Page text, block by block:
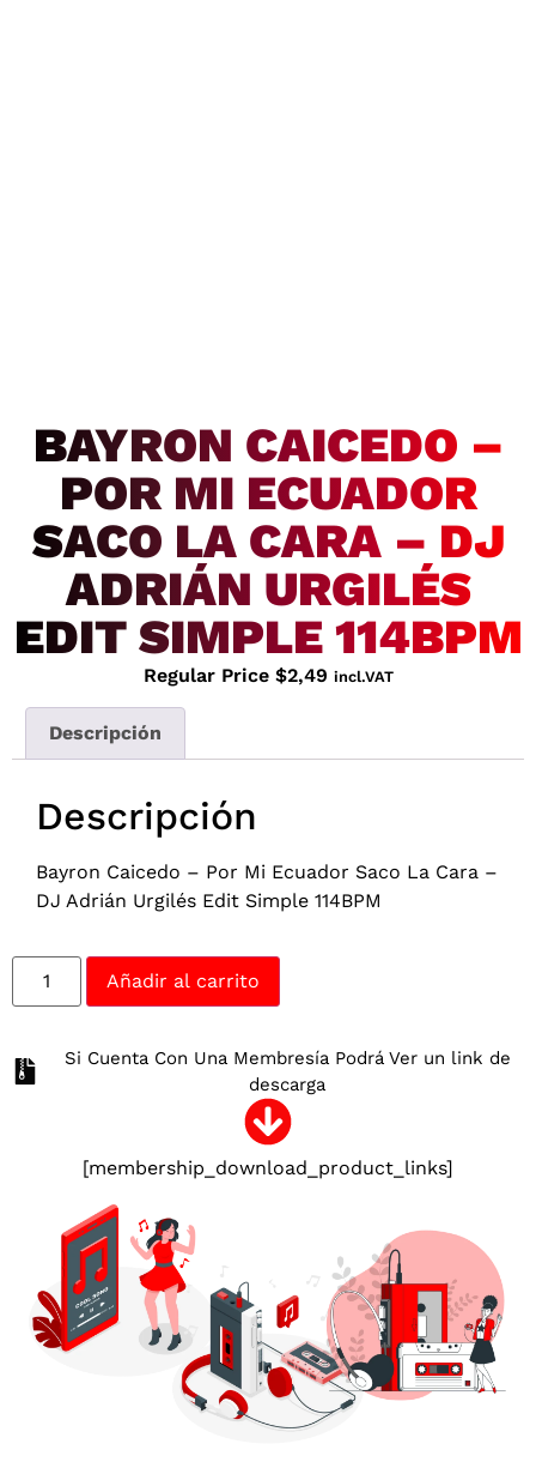
BAYRON CAICEDO –
POR MI ECUADOR
SACO LA CARA – DJ
ADRIÁN URGILÉS
EDIT SIMPLE 114BPM
Regular Price $2,49 incl.VAT
Descripción
Descripción
Bayron Caicedo – Por Mi Ecuador Saco La Cara –
DJ Adrián Urgilés Edit Simple 114BPM
Añadir al carrito
Si Cuenta Con Una Membresía Podrá Ver un link de
descarga
[membership_download_product_links]